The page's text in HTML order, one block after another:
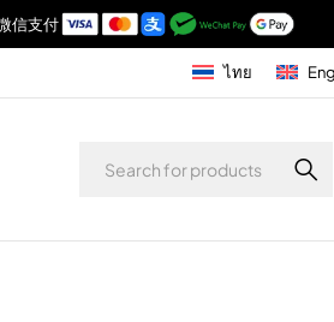
信支付
ไทย